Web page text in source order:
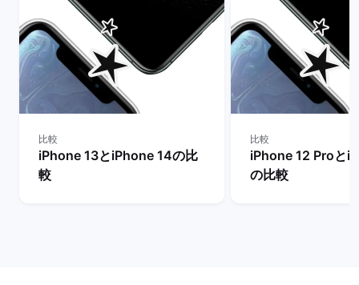
比較
iPhone 13とiPhone 14の比
較
比較
iPhone 12 Proと
の比較